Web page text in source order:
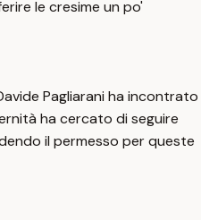
le cresime un po'
Pagliarani ha incontrato
ha cercato di seguire
il permesso per queste